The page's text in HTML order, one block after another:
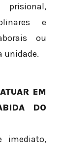
e
ou
unidade.
EM
DO
imediato,